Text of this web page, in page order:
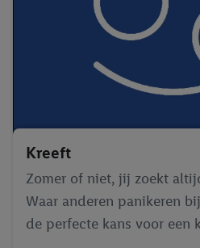
Kreeft
Zomer of niet, jij zoekt
Waar anderen panikeren
de perfecte kans voor een